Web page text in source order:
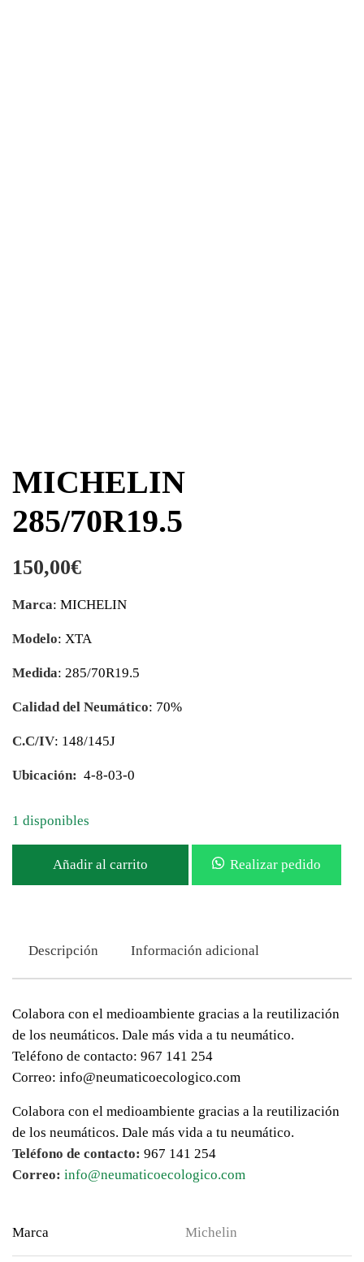
MICHELIN
285/70R19.5
150,00€
Marca: MICHELIN
Modelo: XTA
Medida: 285/70R19.5
Calidad del Neumático: 70%
C.C/IV: 148/145J
Ubicación: 4-8-03-0
1 disponibles
Añadir al carrito Realizar pedido
Descripción Información adicional
Colabora con el medioambiente gracias a la reutilización
de los neumáticos. Dale más vida a tu neumático.
Teléfono de contacto: 967 141 254
Correo: info@neumaticoecologico.com
Colabora con el medioambiente gracias a la reutilización
de los neumáticos. Dale más vida a tu neumático.
Teléfono de contacto: 967 141 254
Correo: info@neumaticoecologico.com
Marca Michelin